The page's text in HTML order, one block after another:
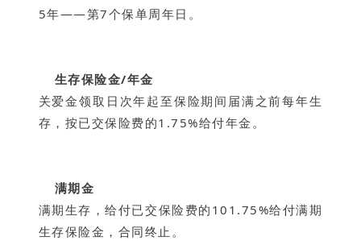
5年——第7个保单周年日。
生存保险金/年金
关爱金领取日次年起至保险期间届满之前每年生
存，按已交保险费的1.75%给付年金。
满期金
满期生存，给付已交保险费的101.75%给付满期
生存保险金，合同终止。